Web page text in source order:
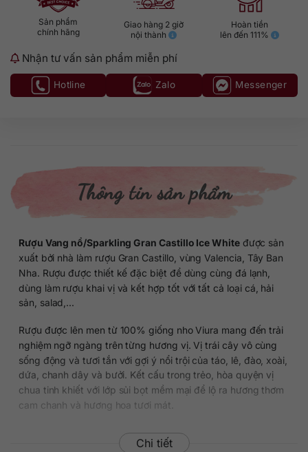
Sản phẩm
chính hãng
Giao hàng 2 giờ
nội thành
Hoàn tiền
lên đến 111%
Nhận tư vấn sản phẩm miễn phí
Hotline Zalo Messenger
Thông tin sản phẩm
Rượu Vang nổ/Sparkling Gran Castillo Ice Whiteđược sản
xuất bởi nhà làm rượu Gran Castillo, vùng Valencia, Tây Ban
Nha. Rượu được thiết kế đặc biệt để dùng cùng đá lạnh,
dùng làm rượu khai vị và kết hợp tốt với tất cả loại cá, hải
sản, salad,…
Rượu được lên men từ 100% giống nho Viura mang đến trải
nghiệm ngỡ ngàng trên từng hương vị. Vị trái cây vô cùng
sống động và tươi tắn với gợi ý nổi trội của táo, lê, đào, xoài,
dứa, chanh dây và bưởi. Kết cấu trong trẻo, hòa quyện vị
chua tinh khiết với lớp sủi bọt mềm mại để lộ ra hương thơm
cam chanh và hương hoa tươi mát.
Chi tiết